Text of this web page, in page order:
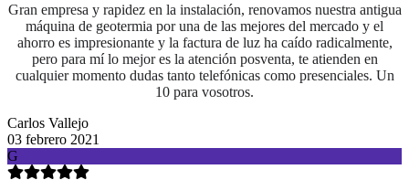
Gran empresa y rapidez en la instalación, renovamos nuestra antigua
máquina de geotermia por una de las mejores del mercado y el
ahorro es impresionante y la factura de luz ha caído radicalmente,
pero para mí lo mejor es la atención posventa, te atienden en
cualquier momento dudas tanto telefónicas como presenciales. Un
10 para vosotros.
Carlos Vallejo
03 febrero 2021
G